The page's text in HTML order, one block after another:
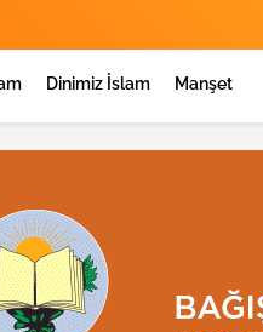
Dinimiz İslam Manşet